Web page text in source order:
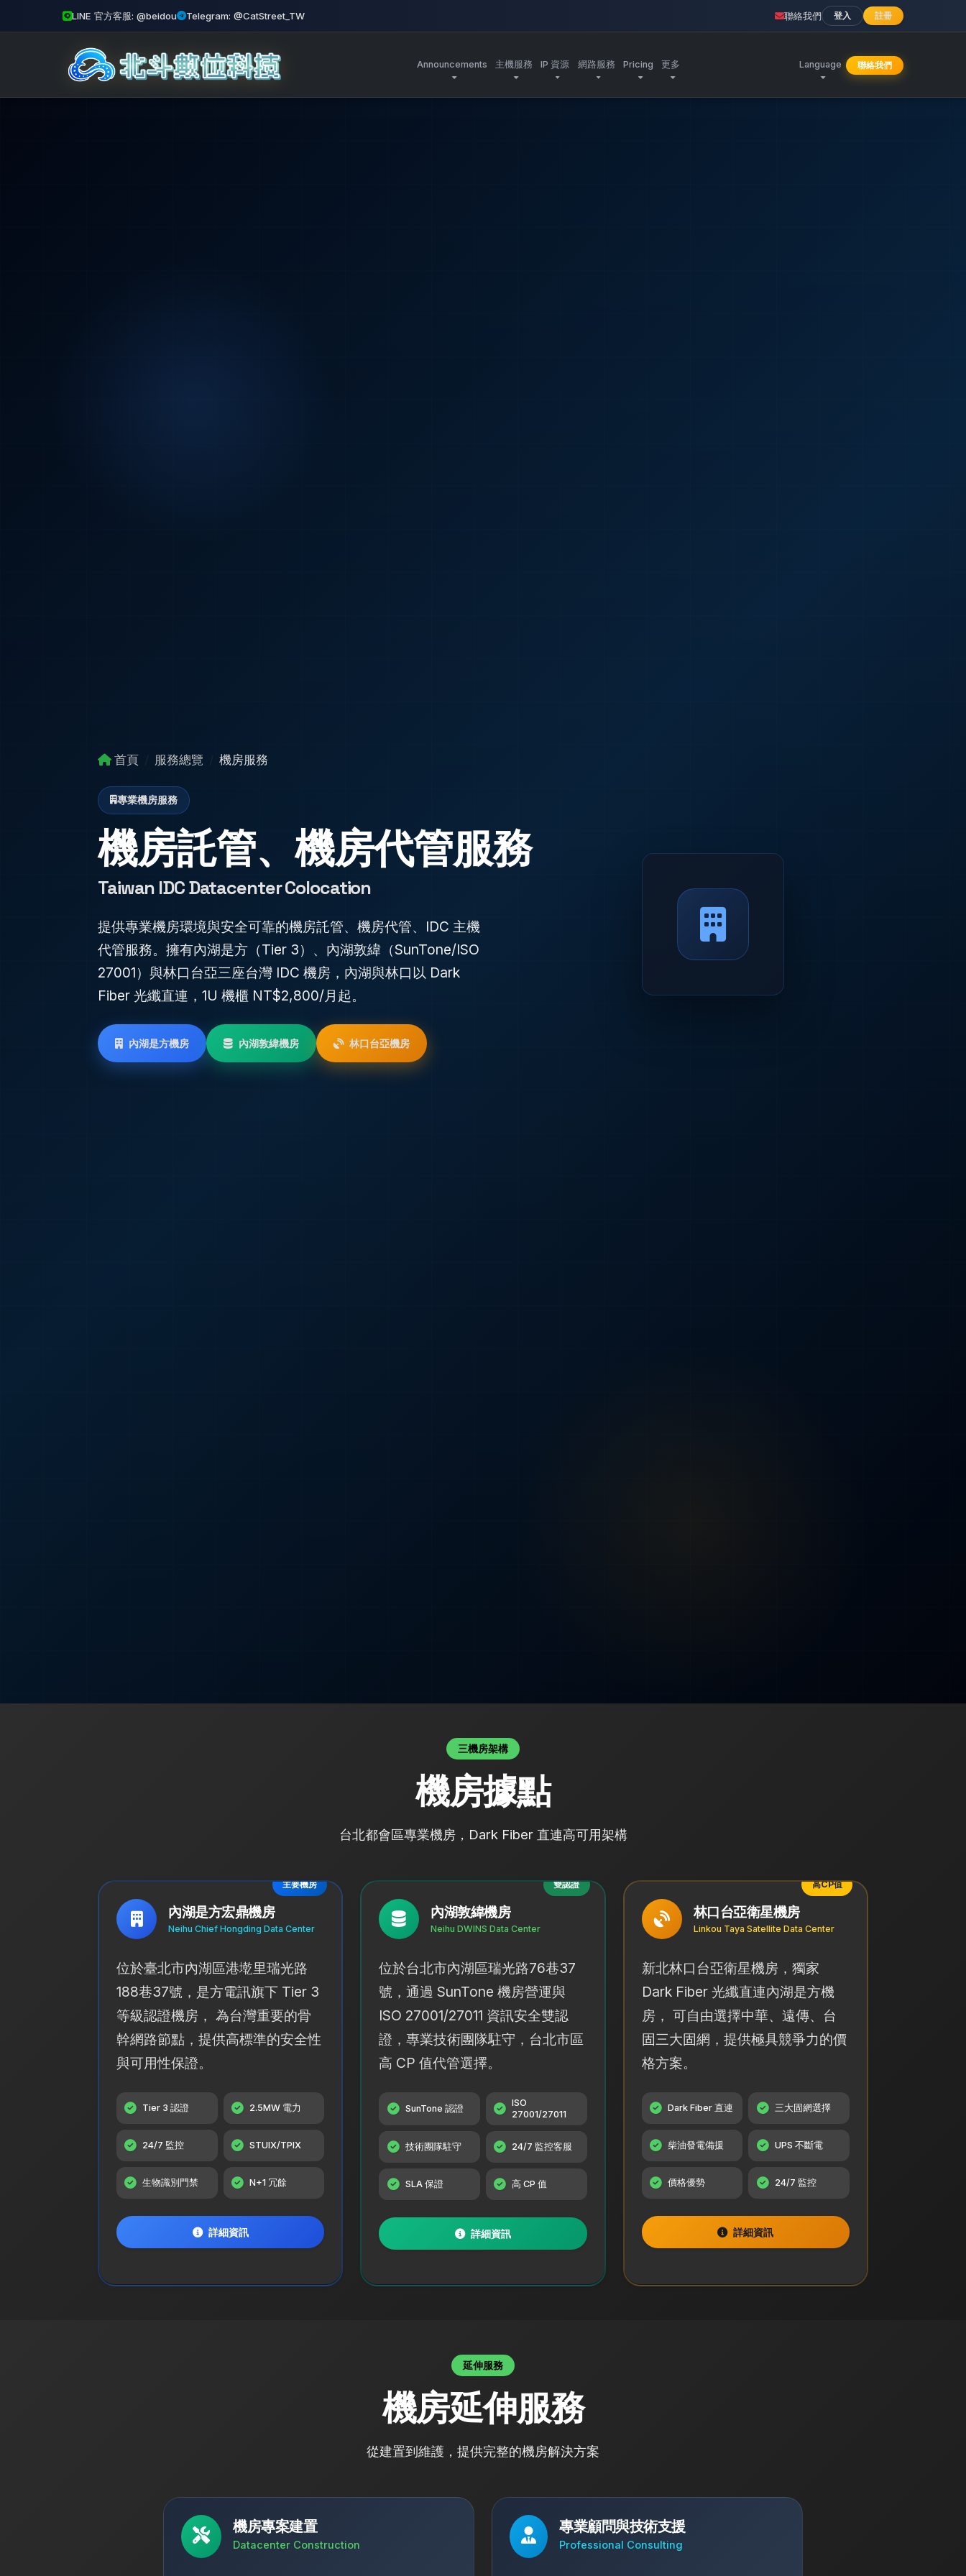
LINE 官方客服: @beidou Telegram: @CatStreet_TW 聯絡我們 登入 註冊
Announcements 主機服務 IP 資源 網路服務 Pricing 更多 Language 聯絡我們
首頁 服務總覽 機房服務
專業機房服務
機房託管、機房代管服務
Taiwan IDC Datacenter Colocation
提供專業機房環境與安全可靠的機房託管、機房代管、IDC 主機
代管服務。擁有內湖是方（Tier 3）、內湖敦緯（SunTone/ISO
27001）與林口台亞三座台灣 IDC 機房，內湖與林口以 Dark
Fiber 光纖直連，1U 機櫃 NT$2,800/月起。
內湖是方機房 內湖敦緯機房 林口台亞機房
三機房架構
機房據點
台北都會區專業機房，Dark Fiber 直連高可用架構
主要機房
內湖是方宏鼎機房
Neihu Chief Hongding Data Center
位於臺北市內湖區港墘里瑞光路
188巷37號，是方電訊旗下 Tier 3
等級認證機房， 為台灣重要的骨
幹網路節點，提供高標準的安全性
與可用性保證。
Tier 3 認證 2.5MW 電力
24/7 監控 STUIX/TPIX
生物識別門禁 N+1 冗餘
詳細資訊
雙認證
內湖敦緯機房
Neihu DWINS Data Center
位於台北市內湖區瑞光路76巷37
號，通過 SunTone 機房營運與
ISO 27001/27011 資訊安全雙認
證，專業技術團隊駐守，台北市區
高 CP 值代管選擇。
SunTone 認證
ISO
27001/27011
技術團隊駐守 24/7 監控客服
SLA 保證 高 CP 值
詳細資訊
高CP值
林口台亞衛星機房
Linkou Taya Satellite Data Center
新北林口台亞衛星機房，獨家
Dark Fiber 光纖直連內湖是方機
房， 可自由選擇中華、遠傳、台
固三大固網，提供極具競爭力的價
格方案。
Dark Fiber 直連 三大固網選擇
柴油發電備援 UPS 不斷電
價格優勢 24/7 監控
詳細資訊
延伸服務
機房延伸服務
從建置到維護，提供完整的機房解決方案
機房專案建置
Datacenter Construction
專業顧問與技術支援
Professional Consulting